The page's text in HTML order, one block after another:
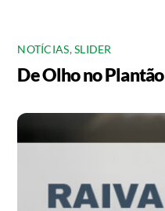
NOTÍCIAS,SLIDER
De Olho no Plantão